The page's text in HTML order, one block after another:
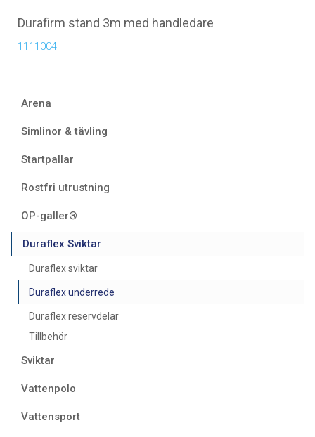
Durafirm stand 3m med handledare
1111004
Arena
Simlinor & tävling
Startpallar
Rostfri utrustning
OP-galler®
Duraflex Sviktar
Duraflex sviktar
Duraflex underrede
Duraflex reservdelar
Tillbehör
Sviktar
Vattenpolo
Vattensport